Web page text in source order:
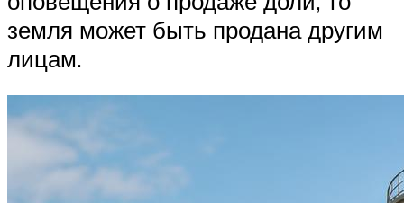
земля может быть продана другим
лицам.